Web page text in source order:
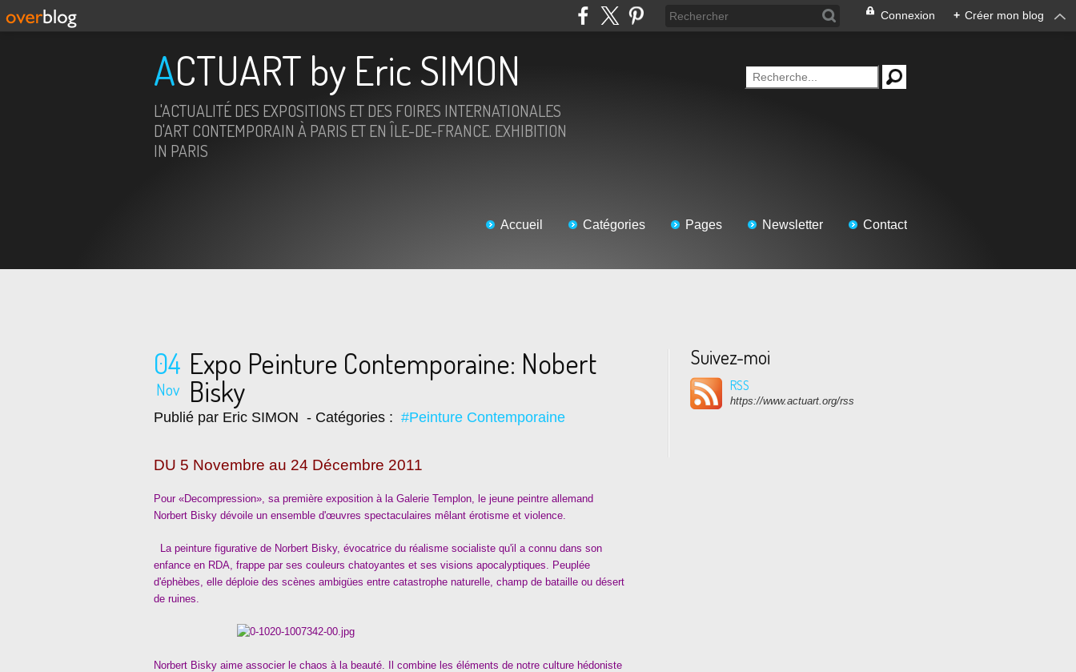
Connexion + Créer mon blog
ACTUART by Eric SIMON
L'ACTUALITÉ DES EXPOSITIONS ET DES FOIRES INTERNATIONALES
D'ART CONTEMPORAIN À PARIS ET EN ÎLE-DE-FRANCE. EXHIBITION
IN PARIS
Accueil Catégories Pages Newsletter Contact
04
Nov
Expo Peinture Contemporaine: Nobert
Bisky
Publié par Eric SIMON - Catégories : #Peinture Contemporaine
DU 5 Novembre au 24 Décembre 2011
Pour «Decompression», sa première exposition à la Galerie Templon, le jeune peintre allemand
Norbert Bisky dévoile un ensemble d'œuvres spectaculaires mêlant érotisme et violence.
La peinture figurative de Norbert Bisky, évocatrice du réalisme socialiste qu'il a connu dans son
enfance en RDA, frappe par ses couleurs chatoyantes et ses visions apocalyptiques. Peuplée
d'éphèbes, elle déploie des scènes ambigües entre catastrophe naturelle, champ de bataille ou désert
de ruines.
Norbert Bisky aime associer le chaos à la beauté. Il combine les éléments de notre culture hédoniste
Suivez-moi
RSS
https://www.actuart.org/rss